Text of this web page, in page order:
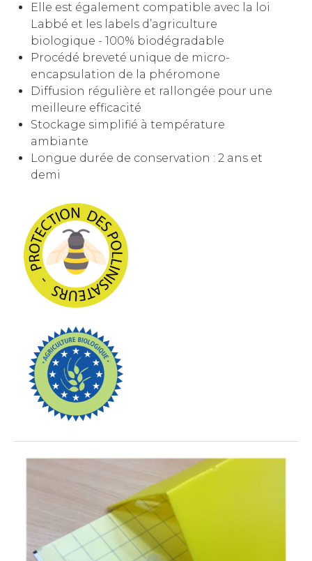
Elle est également compatible avec la loi
Labbé et les labels d’agriculture
biologique - 100% biodégradable
Procédé breveté unique de micro-
encapsulation de la phéromone
Diffusion régulière et rallongée pour une
meilleure efficacité
Stockage simplifié à température
ambiante
Longue durée de conservation : 2 ans et
demi